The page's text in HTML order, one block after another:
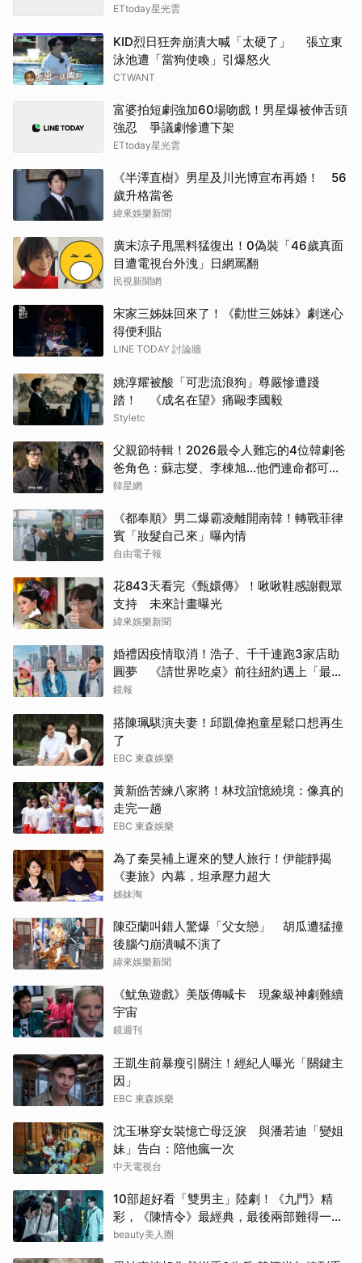
楊洋
蘇志
朴海
白鹿
李星
IU《
ETtoday星光雲
KID烈日狂奔崩潰大喊「太硬了」 張立東
泳池遭「當狗使喚」引爆怒火
CTWANT
富婆拍短劇強加60場吻戲！男星爆被伸舌頭
強忍 爭議劇慘遭下架
ETtoday星光雲
《半澤直樹》男星及川光博宣布再婚！ 56
歲升格當爸
緯來娛樂新聞
廣末涼子甩黑料猛復出！0偽裝「46歲真面
目遭電視台外洩」日網罵翻
民視新聞網
宋家三姊妹回來了！《勸世三姊妹》劇迷心
得便利貼
LINE TODAY 討論牆
姚淳耀被酸「可悲流浪狗」尊嚴慘遭踐
踏！ 《成名在望》痛毆李國毅
Styletc
父親節特輯！2026最令人難忘的4位韓劇爸
爸角色：蘇志燮、李棟旭...他們連命都可以
不要
韓星網
《都奉順》男二爆霸凌離開南韓！轉戰菲律
賓「妝髮自己來」曝內情
自由電子報
花843天看完《甄嬛傳》！啾啾鞋感謝觀眾
支持 未來計畫曝光
緯來娛樂新聞
婚禮因疫情取消！浩子、千千連跑3家店助
圓夢 《請世界吃桌》前往紐約遇上「最多
限制」
鏡報
搭陳珮騏演夫妻！邱凱偉抱童星鬆口想再生
了
EBC 東森娛樂
黃新皓苦練八家將！林玟誼憶繞境：像真的
走完一趟
EBC 東森娛樂
為了秦昊補上遲來的雙人旅行！伊能靜揭
《妻旅》內幕，坦承壓力超大
姊妹淘
陳亞蘭叫錯人驚爆「父女戀」 胡瓜遭猛撞
後腦勺崩潰喊不演了
緯來娛樂新聞
《魷魚遊戲》美版傳喊卡 現象級神劇難續
宇宙
鏡週刊
王凱生前暴瘦引關注！經紀人曝光「關鍵主
因」
EBC 東森娛樂
沈玉琳穿女裝憶亡母泛淚 與潘若迪「變姐
妹」告白：陪他瘋一次
中天電視台
10部超好看「雙男主」陸劇！《九門》精
彩，《陳情令》最經典，最後兩部難得一面
倒好評
beauty美人圈